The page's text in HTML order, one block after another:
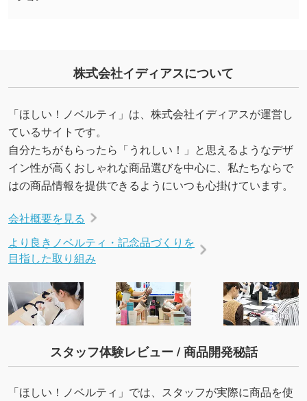
株式会社イディアスについて
「ほしい！ノベルティ」は、株式会社イディアスが運営し
ているサイトです。
自分たちがもらったら「うれしい！」と思えるようなデザ
イン性が高くおしゃれな商品選びを中心に、私たちならで
はの商品情報を提供できるようにいつも心掛けています。
会社概要を見る
より良きノベルティ・記念品づくりを
目指した取り組み
スタッフ体験レビュー / 商品開発秘話
「ほしい！ノベルティ」では、スタッフが実際に商品を使